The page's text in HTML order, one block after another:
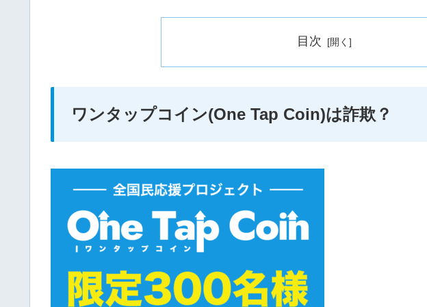
目次
ワンタップコイン(One Tap Coin)は詐欺？